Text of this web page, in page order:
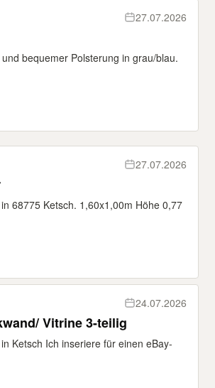
27.07.2026
bequemer Polsterung in grau/blau.
27.07.2026
68775 Ketsch. 1,60x1,00m Höhe 0,77
24.07.2026
Vitrine 3-teilig
Ketsch Ich inseriere für einen eBay-